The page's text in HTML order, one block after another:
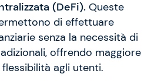
(DeFi). Queste
di effettuare
senza la necessità di
offrendo maggiore
agli utenti.